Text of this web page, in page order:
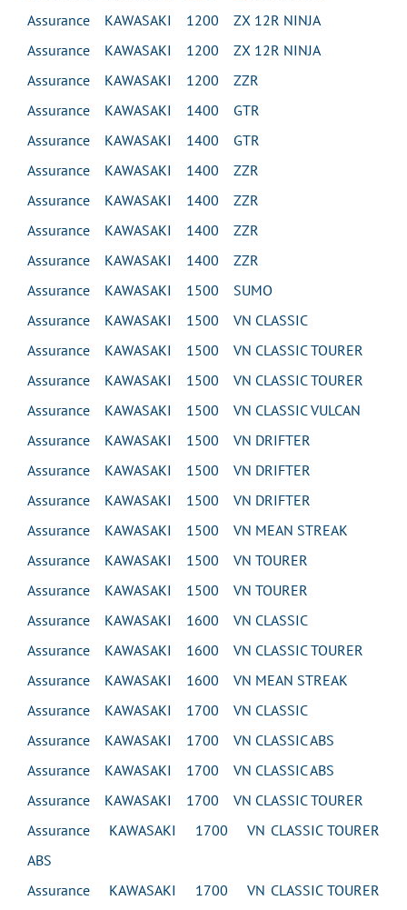
Assurance KAWASAKI 1200 ZX 12R NINJA
Assurance KAWASAKI 1200 ZX 12R NINJA
Assurance KAWASAKI 1200 ZZR
Assurance KAWASAKI 1400 GTR
Assurance KAWASAKI 1400 GTR
Assurance KAWASAKI 1400 ZZR
Assurance KAWASAKI 1400 ZZR
Assurance KAWASAKI 1400 ZZR
Assurance KAWASAKI 1400 ZZR
Assurance KAWASAKI 1500 SUMO
Assurance KAWASAKI 1500 VN CLASSIC
Assurance KAWASAKI 1500 VN CLASSIC TOURER
Assurance KAWASAKI 1500 VN CLASSIC TOURER
Assurance KAWASAKI 1500 VN CLASSIC VULCAN
Assurance KAWASAKI 1500 VN DRIFTER
Assurance KAWASAKI 1500 VN DRIFTER
Assurance KAWASAKI 1500 VN DRIFTER
Assurance KAWASAKI 1500 VN MEAN STREAK
Assurance KAWASAKI 1500 VN TOURER
Assurance KAWASAKI 1500 VN TOURER
Assurance KAWASAKI 1600 VN CLASSIC
Assurance KAWASAKI 1600 VN CLASSIC TOURER
Assurance KAWASAKI 1600 VN MEAN STREAK
Assurance KAWASAKI 1700 VN CLASSIC
Assurance KAWASAKI 1700 VN CLASSIC ABS
Assurance KAWASAKI 1700 VN CLASSIC ABS
Assurance KAWASAKI 1700 VN CLASSIC TOURER
Assurance KAWASAKI 1700 VN CLASSIC TOURER
ABS
Assurance KAWASAKI 1700 VN CLASSIC TOURER